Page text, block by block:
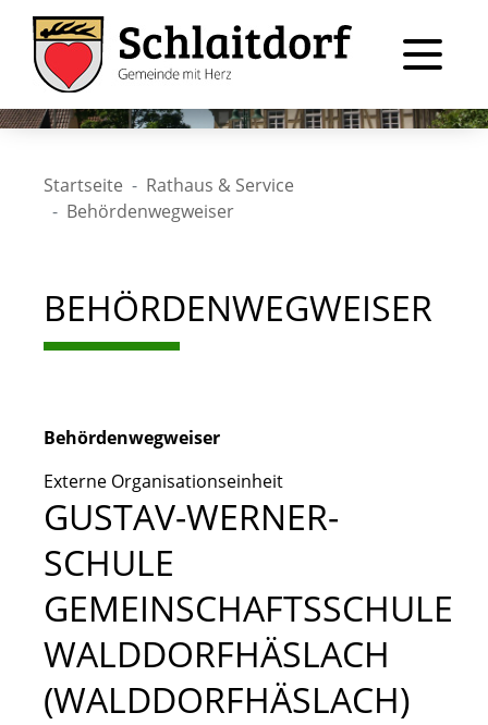
Startseite
Rathaus & Service
Behördenwegweiser
BEHÖRDENWEGWEISER
Behördenwegweiser
Externe Organisationseinheit
GUSTAV-WERNER-
SCHULE
GEMEINSCHAFTSSCHULE
WALDDORFHÄSLACH
(WALDDORFHÄSLACH)